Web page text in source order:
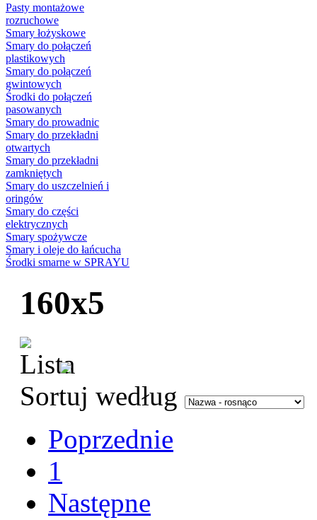
Pasty montażowe
rozruchowe
Smary łożyskowe
Smary do połączeń
plastikowych
Smary do połączeń
gwintowych
Środki do połączeń
pasowanych
Smary do prowadnic
Smary do przekładni
otwartych
Smary do przekładni
zamkniętych
Smary do uszczelnień i
oringów
Smary do części
elektrycznych
Smary spożywcze
Smary i oleje do łańcucha
Środki smarne w SPRAYU
160x5
Sortuj według
Poprzednie
1
Następne